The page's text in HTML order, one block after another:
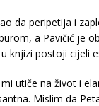
da peripetija i
a Pavičić je
knjizi postoji cijeli
utiče na život i
Mislim da